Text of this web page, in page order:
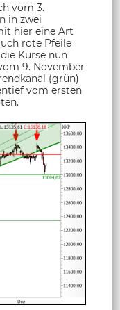
vom 3.
in zwei
hier eine Art
rote Pfeile
Kurse nun
9. November
(grün)
vom ersten